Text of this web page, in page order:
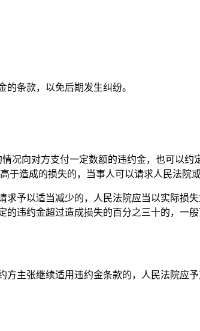
条款，以免后期发生纠纷。
况向对方支付一定数额的违约金，也可以
造成的损失的，当事人可以请求人民法院
求予以适当减少的，人民法院应当以实际
违约金超过造成损失的百分之三十的，一
方主张继续适用违约金条款的，人民法院应